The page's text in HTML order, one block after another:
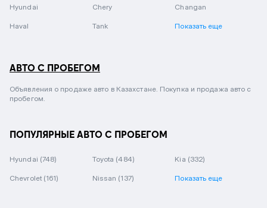
Hyundai Chery Changan
Haval Tank Показать еще
АВТО С ПРОБЕГОМ
Объявления о продаже авто в Казахстане. Покупка и продажа авто с
пробегом.
ПОПУЛЯРНЫЕ АВТО С ПРОБЕГОМ
Hyundai (748) Toyota (484) Kia (332)
Chevrolet (161) Nissan (137) Показать еще